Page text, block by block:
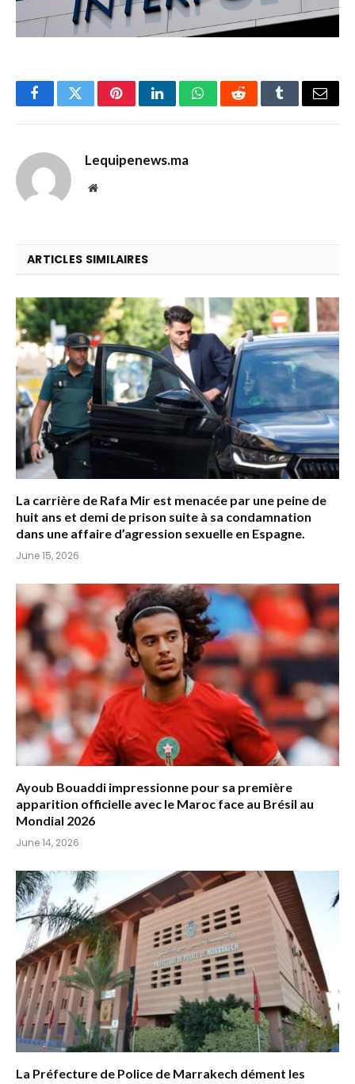
FacebookTwitterPinterestLinkedInWhatsAppRedditTumblrEmail
Lequipenews.ma
Website
ARTICLES SIMILAIRES
La carrière de Rafa Mir est menacée par une peine de
huit ans et demi de prison suite à sa condamnation
dans une affaire d’agression sexuelle en Espagne.
June 15, 2026
Ayoub Bouaddi impressionne pour sa première
apparition officielle avec le Maroc face au Brésil au
Mondial 2026
June 14, 2026
La Préfecture de Police de Marrakech dément les